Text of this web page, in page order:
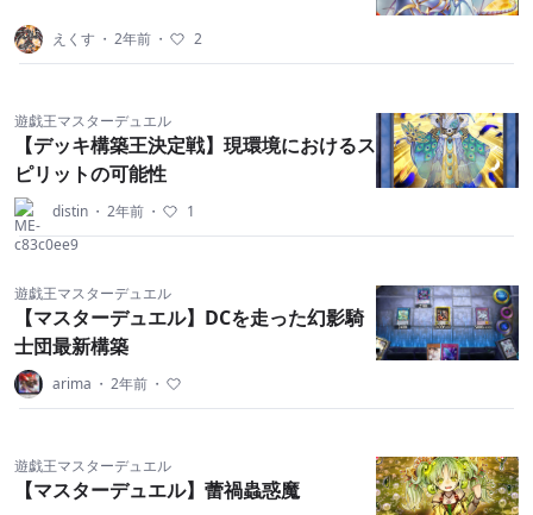
えくす ・ 2年前 ・ 2
遊戯王マスターデュエル
【デッキ構築王決定戦】現環境におけるス
ピリットの可能性
distin ・ 2年前 ・ 1
遊戯王マスターデュエル
【マスターデュエル】DCを走った幻影騎
士団最新構築
arima ・ 2年前 ・
遊戯王マスターデュエル
【マスターデュエル】蕾禍蟲惑魔